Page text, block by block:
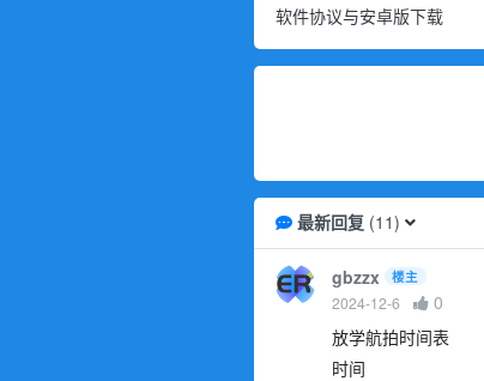
软件协议与安卓版下载
最新回复(11)
gbzzx 楼主
2024-12-6 0
放学航拍时间表
时间